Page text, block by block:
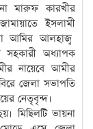
মারুফ কারখীর
ইসলামী
আমির আলহাজ্ব
সহকারী অধ্যাপক
নায়েবে আমীর
জেলা সভাপতি
নেতৃবৃন্দ।
মিছিলটি ভায়না